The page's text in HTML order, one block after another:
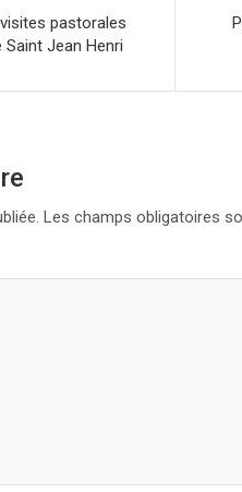
pastorales
Saint Jean Henri
Les champs obligatoires